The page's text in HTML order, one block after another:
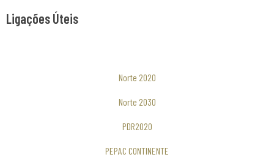
Ligações Úteis
Norte 2020
Norte 2030
PDR2020
PEPAC CONTINENTE